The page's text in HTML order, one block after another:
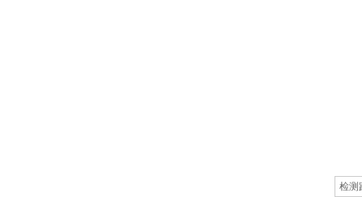
检测